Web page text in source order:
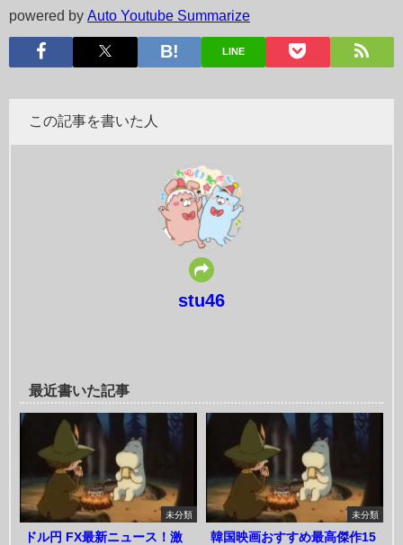
powered by Auto Youtube Summarize
LINE
この記事を書いた人
stu46
最近書いた記事
未分類
ドル円 FX最新ニュース！激
未分類
韓国映画おすすめ最高傑作15